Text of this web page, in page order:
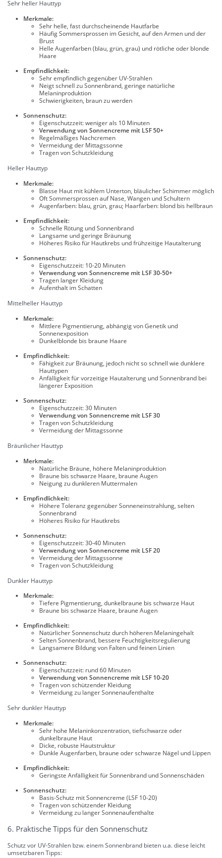
Sehr heller Hauttyp
Merkmale:
Sehr helle, fast durchscheinende Hautfarbe
Häufig Sommersprossen im Gesicht, auf den Armen und der
Brust
Helle Augenfarben (blau, grün, grau) und rötliche oder blonde
Haare
Empfindlichkeit:
Sehr empfindlich gegenüber UV-Strahlen
Neigt schnell zu Sonnenbrand, geringe natürliche
Melaninproduktion
Schwierigkeiten, braun zu werden
Sonnenschutz:
Eigenschutzzeit: weniger als 10 Minuten
Verwendung von Sonnencreme mit LSF 50+
Regelmäßiges Nachcremen
Vermeidung der Mittagssonne
Tragen von Schutzkleidung
Heller Hauttyp
Merkmale:
Blasse Haut mit kühlem Unterton, bläulicher Schimmer möglich
Oft Sommersprossen auf Nase, Wangen und Schultern
Augenfarben: blau, grün, grau; Haarfarben: blond bis hellbraun
Empfindlichkeit:
Schnelle Rötung und Sonnenbrand
Langsame und geringe Bräunung
Höheres Risiko für Hautkrebs und frühzeitige Hautalterung
Sonnenschutz:
Eigenschutzzeit: 10-20 Minuten
Verwendung von Sonnencreme mit LSF 30-50+
Tragen langer Kleidung
Aufenthalt im Schatten
Mittelheller Hauttyp
Merkmale:
Mittlere Pigmentierung, abhängig von Genetik und
Sonnenexposition
Dunkelblonde bis braune Haare
Empfindlichkeit:
Fähigkeit zur Bräunung, jedoch nicht so schnell wie dunklere
Hauttypen
Anfälligkeit für vorzeitige Hautalterung und Sonnenbrand bei
längerer Exposition
Sonnenschutz:
Eigenschutzzeit: 30 Minuten
Verwendung von Sonnencreme mit LSF 30
Tragen von Schutzkleidung
Vermeidung der Mittagssonne
Bräunlicher Hauttyp
Merkmale:
Natürliche Bräune, höhere Melaninproduktion
Braune bis schwarze Haare, braune Augen
Neigung zu dunkleren Muttermalen
Empfindlichkeit:
Höhere Toleranz gegenüber Sonneneinstrahlung, selten
Sonnenbrand
Höheres Risiko für Hautkrebs
Sonnenschutz:
Eigenschutzzeit: 30-40 Minuten
Verwendung von Sonnencreme mit LSF 20
Vermeidung der Mittagssonne
Tragen von Schutzkleidung
Dunkler Hauttyp
Merkmale:
Tiefere Pigmentierung, dunkelbraune bis schwarze Haut
Braune bis schwarze Haare, braune Augen
Empfindlichkeit:
Natürlicher Sonnenschutz durch höheren Melaningehalt
Selten Sonnenbrand, bessere Feuchtigkeitsregulierung
Langsamere Bildung von Falten und feinen Linien
Sonnenschutz:
Eigenschutzzeit: rund 60 Minuten
Verwendung von Sonnencreme mit LSF 10-20
Tragen von schützender Kleidung
Vermeidung zu langer Sonnenaufenthalte
Sehr dunkler Hauttyp
Merkmale:
Sehr hohe Melaninkonzentration, tiefschwarze oder
dunkelbraune Haut
Dicke, robuste Hautstruktur
Dunkle Augenfarben, braune oder schwarze Nägel und Lippen
Empfindlichkeit:
Geringste Anfälligkeit für Sonnenbrand und Sonnenschäden
Sonnenschutz:
Basis-Schutz mit Sonnencreme (LSF 10-20)
Tragen von schützender Kleidung
Vermeidung zu langer Sonnenaufenthalte
6. Praktische Tipps für den Sonnenschutz
Schutz vor UV-Strahlen bzw. einem Sonnenbrand bieten u.a. diese leicht
umsetzbaren Tipps: